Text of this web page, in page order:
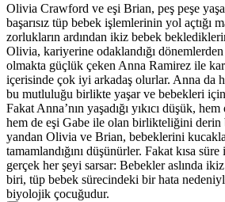
Olivia Crawford ve eşi Brian, peş peşe
başarısız tüp bebek işlemlerinin yol açtığı
zorlukların ardından ikiz bebek
Olivia, kariyerine odaklandığı
olmakta güçlük çeken Anna Ramirez ile
içerisinde çok iyi arkadaş olurlar. Anna da
bu mutluluğu birlikte yaşar ve bebekleri için
Fakat Anna’nın yaşadığı yıkıcı düşük,
hem de eşi Gabe ile olan birlikteliğini
yandan Olivia ve Brian, bebeklerini
tamamlandığını düşünürler. Fakat kısa
gerçek her şeyi sarsar: Bebekler aslında
biri, tüp bebek sürecindeki bir hata
biyolojik çocuğudur.